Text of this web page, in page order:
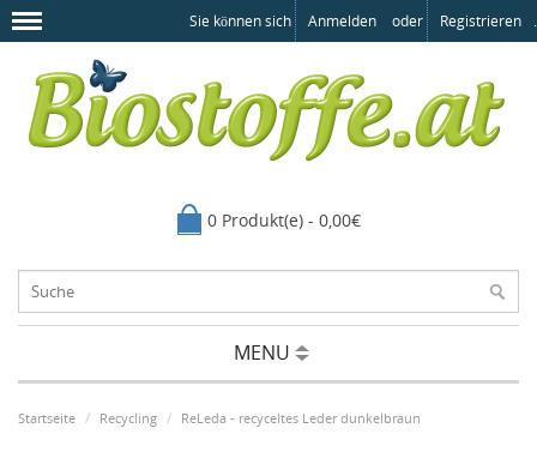
Sie können sich Anmelden oder Registrieren .
0 Produkt(e) - 0,00€
MENU
Startseite Recycling ReLeda - recyceltes Leder dunkelbraun